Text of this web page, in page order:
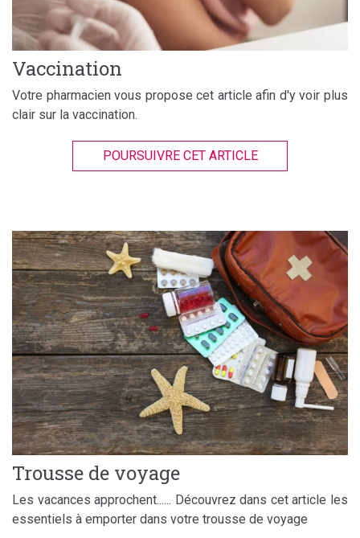
Vaccination
Votre pharmacien vous propose cet article afin d'y voir plus
clair sur la vaccination.
POURSUIVRE CET ARTICLE
Trousse de voyage
Les vacances approchent...... Découvrez dans cet article les
essentiels à emporter dans votre trousse de voyage